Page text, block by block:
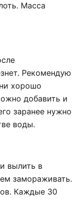
Масса
Рекомендую
хорошо
добавить и
заранее нужно
воды.
вылить в
замораживать.
Каждые 30